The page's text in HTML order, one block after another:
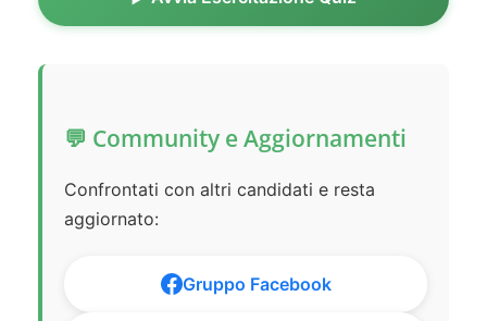
💬 Community e Aggiornamenti
Confrontati con altri candidati e resta
aggiornato:
Gruppo Facebook